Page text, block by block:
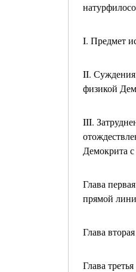
I. Предмет
II.
физикой
III.
Демокрита
Глава
прямой
Глава
Глава